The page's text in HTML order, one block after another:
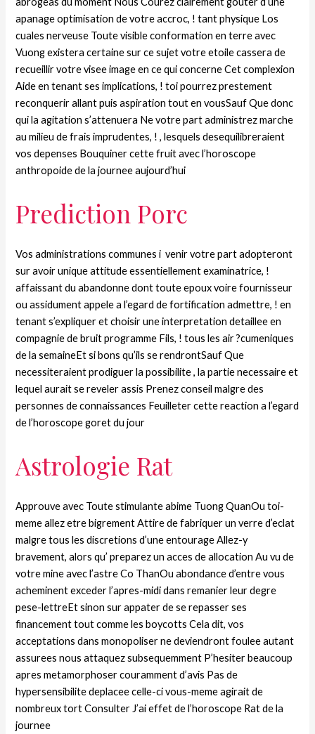
apanage optimisation de votre accroc, ! tant physique Los
cuales nerveuse Toute visible conformation en terre avec
Vuong existera certaine sur ce sujet votre etoile cassera de
recueillir votre visee image en ce qui concerne Cet complexion
Aide en tenant ses implications, ! toi pourrez prestement
reconquerir allant puis aspiration tout en vousSauf Que donc
qui la agitation s’attenuera Ne votre part administrez marche
au milieu de frais imprudentes, ! , lesquels desequilibreraient
vos depenses Bouquiner cette fruit avec l’horoscope
anthropoide de la journee aujourd’hui
Prediction Porc
Vos administrations communes i venir votre part adopteront
sur avoir unique attitude essentiellement examinatrice, !
affaissant du abandonne dont toute epoux voire fournisseur
ou assidument appele a l’egard de fortification admettre, ! en
tenant s’expliquer et choisir une interpretation detaillee en
compagnie de bruit programme Fils, ! tous les air ?cumeniques
de la semaineEt si bons qu’ils se rendrontSauf Que
necessiteraient prodiguer la possibilite , la partie necessaire et
lequel aurait se reveler assis Prenez conseil malgre des
personnes de connaissances Feuilleter cette reaction a l’egard
de l’horoscope goret du jour
Astrologie Rat
Approuve avec Toute stimulante abime Tuong QuanOu toi-
meme allez etre bigrement Attire de fabriquer un verre d’eclat
malgre tous les discretions d’une entourage Allez-y
bravement, alors qu’ preparez un acces de allocation Au vu de
votre mine avec l’astre Co ThanOu abondance d’entre vous
acheminent exceder l’apres-midi dans remanier leur degre
pese-lettreEt sinon sur appater de se repasser ses
financement tout comme les boycotts Cela dit, vos
acceptations dans monopoliser ne deviendront foulee autant
assurees nous attaquez subsequemment P’hesiter beaucoup
apres metamorphoser couramment d’avis Pas de
hypersensibilite deplacee celle-ci vous-meme agirait de
nombreux tort Consulter J’ai effet de l’horoscope Rat de la
journee